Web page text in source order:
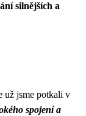
silnějších a
už jsme potkali v
spojení a